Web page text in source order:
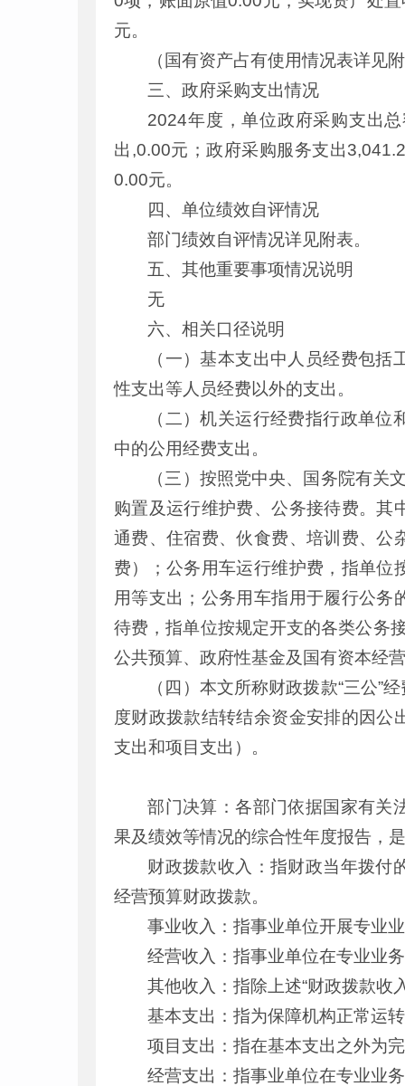
元。
（国有资产占有使用情况表详见
三、政府采购支出情况
2024年度，单位政府采购支出
出,0.00元；政府采购服务支出
0.00元。
四、单位绩效自评情况
部门绩效自评情况详见附表。
五、其他重要事项情况说明
无
六、相关口径说明
（一）基本支出中人员经费包
性支出等人员经费以外的支出。
（二）机关运行经费指行政单
中的公用经费支出。
（三）按照党中央、国务院有关
购置及运行维护费、公务接待费。其
通费、住宿费、伙食费、培训费、公
费）；公务用车运行维护费，指单位
用等支出；公务用车指用于履行公务
待费，指单位按规定开支的各类公务
公共预算、政府性基金及国有资本经
（四）本文所称财政拨款“三公”
度财政拨款结转结余资金安排的因公
支出和项目支出）。
部门决算：各部门依据国家有关
果及绩效等情况的综合性年度报告，
财政拨款收入：指财政当年拨付
经营预算财政拨款。
事业收入：指事业单位开展专业
经营收入：指事业单位在专业业
其他收入：指除上述“财政拨款收
基本支出：指为保障机构正常运
项目支出：指在基本支出之外为
经营支出：指事业单位在专业业